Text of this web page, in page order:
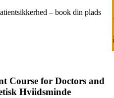
– book din plads
Course for Doctors and
Hviidsminde